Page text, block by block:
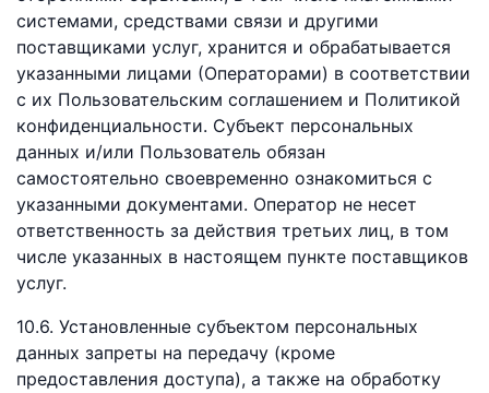
системами, средствами связи и другими
поставщиками услуг, хранится и обрабатывается
указанными лицами (Операторами) в соответствии
с их Пользовательским соглашением и Политикой
конфиденциальности. Субъект персональных
данных и/или Пользователь обязан
самостоятельно своевременно ознакомиться с
указанными документами. Оператор не несет
ответственность за действия третьих лиц, в том
числе указанных в настоящем пункте поставщиков
услуг.
10.6. Установленные субъектом персональных
данных запреты на передачу (кроме
предоставления доступа), а также на обработку